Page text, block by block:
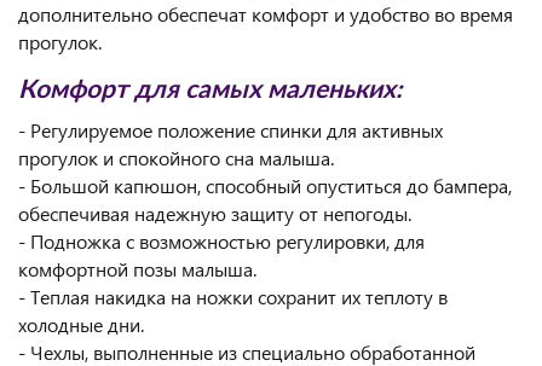
дополнительно обеспечат комфорт и удобство во время
прогулок.
Комфорт для самых маленьких:
- Регулируемое положение спинки для активных
прогулок и спокойного сна малыша.
- Большой капюшон, способный опуститься до бампера,
обеспечивая надежную защиту от непогоды.
- Подножка с возможностью регулировки, для
комфортной позы малыша.
- Теплая накидка на ножки сохранит их теплоту в
холодные дни.
- Чехлы, выполненные из специально обработанной